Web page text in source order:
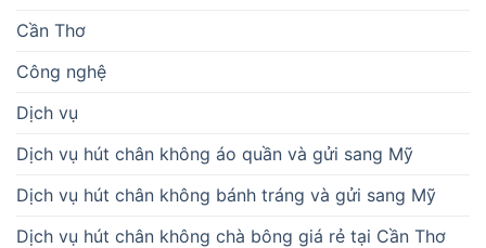
Cần Thơ
Công nghệ
Dịch vụ
Dịch vụ hút chân không áo quần và gửi sang Mỹ
Dịch vụ hút chân không bánh tráng và gửi sang Mỹ
Dịch vụ hút chân không chà bông giá rẻ tại Cần Thơ